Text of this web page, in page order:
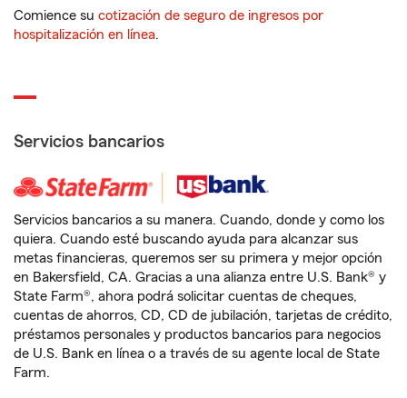
Comience su cotización de seguro de ingresos por
hospitalización en línea.
Servicios bancarios
Servicios bancarios a su manera. Cuando, donde y como los
quiera. Cuando esté buscando ayuda para alcanzar sus
metas financieras, queremos ser su primera y mejor opción
en Bakersfield, CA. Gracias a una alianza entre U.S. Bank® y
State Farm®, ahora podrá solicitar cuentas de cheques,
cuentas de ahorros, CD, CD de jubilación, tarjetas de crédito,
préstamos personales y productos bancarios para negocios
de U.S. Bank en línea o a través de su agente local de State
Farm.